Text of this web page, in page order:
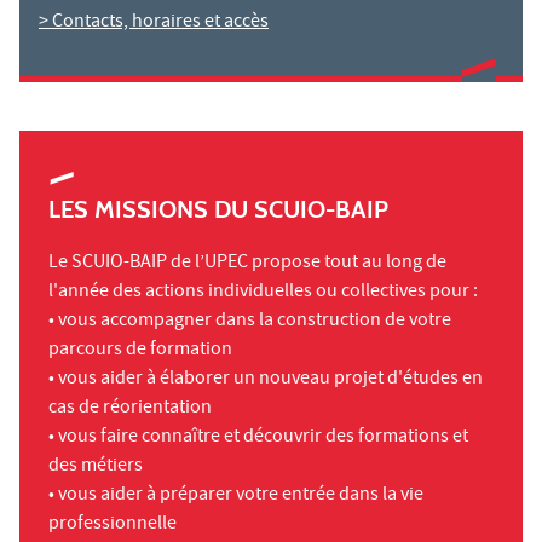
> Contacts, horaires et accès
LES MISSIONS DU SCUIO-BAIP
Le SCUIO-BAIP de l’UPEC propose tout au long de
l'année des actions individuelles ou collectives pour :
• vous accompagner dans la construction de votre
parcours de formation
• vous aider à élaborer un nouveau projet d'études en
cas de réorientation
• vous faire connaître et découvrir des formations et
des métiers
• vous aider à préparer votre entrée dans la vie
professionnelle